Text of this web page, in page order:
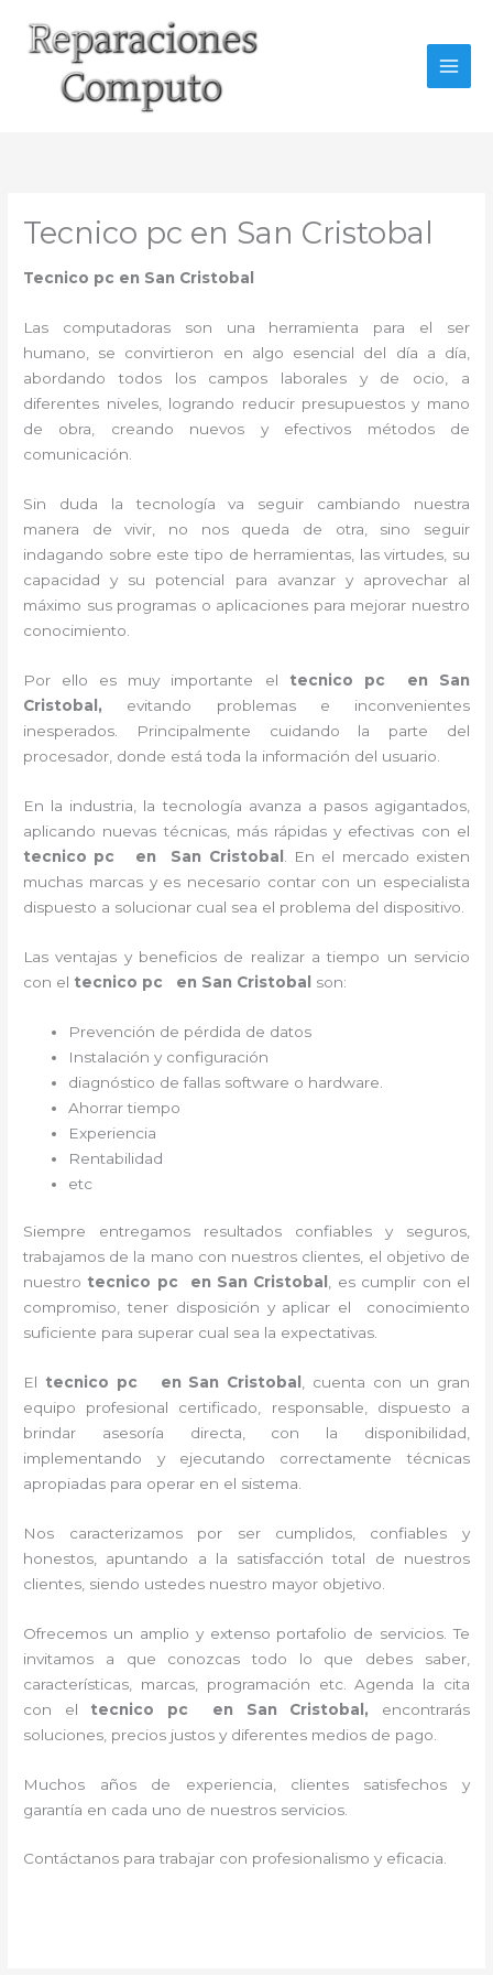
contenido
Tecnico pc en San Cristobal
Tecnico pc en San Cristobal
Las computadoras son una herramienta para el ser
humano, se convirtieron en algo esencial del día a día,
abordando todos los campos laborales y de ocio, a
diferentes niveles, logrando reducir presupuestos y mano
de obra, creando nuevos y efectivos métodos de
comunicación.
Sin duda la tecnología va seguir cambiando nuestra
manera de vivir, no nos queda de otra, sino seguir
indagando sobre este tipo de herramientas, las virtudes, su
capacidad y su potencial para avanzar y aprovechar al
máximo sus programas o aplicaciones para mejorar nuestro
conocimiento.
Por ello es muy importante el tecnico pc en San
Cristobal, evitando problemas e inconvenientes
inesperados. Principalmente cuidando la parte del
procesador, donde está toda la información del usuario.
En la industria, la tecnología avanza a pasos agigantados,
aplicando nuevas técnicas, más rápidas y efectivas con el
tecnico pc en
San Cristobal
. En el mercado existen
muchas marcas y es necesario contar con un especialista
dispuesto a solucionar cual sea el problema del dispositivo.
Las ventajas y beneficios de realizar a tiempo un servicio
con el tecnico pc en San Cristobal son:
Prevención de pérdida de datos
Instalación y configuración
diagnóstico de fallas software o hardware
Ahorrar tiempo
Experiencia
Rentabilidad
etc
Siempre entregamos resultados confiables y seguros,
trabajamos de la mano con nuestros clientes, el objetivo de
nuestro tecnico pc en San Cristobal
, es cumplir con el
compromiso, tener disposición y aplicar el conocimiento
suficiente para superar cual sea la expectativas.
El tecnico pc en San Cristobal
, cuenta con un gran
equipo profesional certificado, responsable, dispuesto a
brindar asesoría directa, con la disponibilidad,
implementando y ejecutando correctamente técnicas
apropiadas para operar en el sistema.
Nos caracterizamos por ser cumplidos, confiables y
honestos, apuntando a la satisfacción total de nuestros
clientes, siendo ustedes nuestro mayor objetivo.
Ofrecemos un amplio y extenso portafolio de servicios. Te
invitamos a que conozcas todo lo que debes saber,
características, marcas, programación etc. Agenda la cita
con el tecnico pc en San Cristobal, encontrarás
soluciones, precios justos y diferentes medios de pago.
Muchos años de experiencia, clientes satisfechos y
garantía en cada uno de nuestros servicios.
Contáctanos para trabajar con profesionalismo y eficacia.